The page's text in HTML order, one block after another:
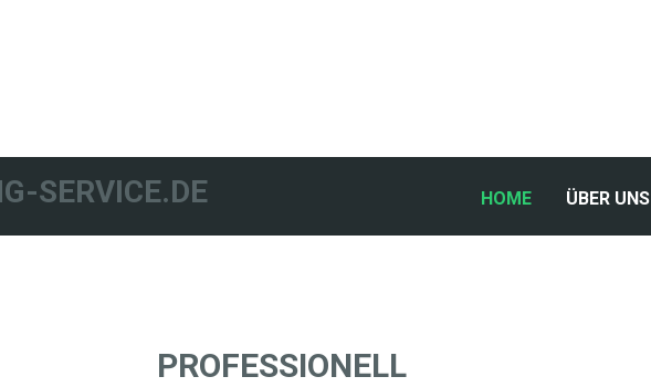
SERVICE.DE HOME(CURRENT)
ÜBER UNS
PROFESSIONELL